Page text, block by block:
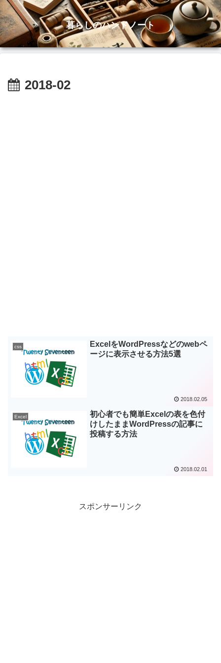
暮らしのハンドノート
2018-02
css
ExcelをWordPressなどのwebペ
ージに表示させる方法5選
2018.02.05
Excel
初心者でも簡単Excelの表を色付
けしたままWordPressの記事に
投稿する方法
2018.02.01
スポンサーリンク